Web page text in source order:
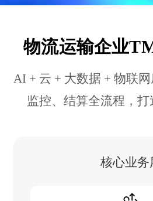
物流运输企业
AI + 云 + 大数据 + 物联网
监控、结算全流程，
核心业务